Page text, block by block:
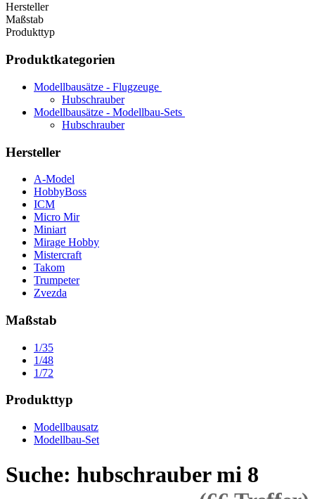
Hersteller
Maßstab
Produkttyp
Produktkategorien
Modellbausätze - Flugzeuge
Hubschrauber
Modellbausätze - Modellbau-Sets
Hubschrauber
Hersteller
A-Model
HobbyBoss
ICM
Micro Mir
Miniart
Mirage Hobby
Mistercraft
Takom
Trumpeter
Zvezda
Maßstab
1/35
1/48
1/72
Produkttyp
Modellbausatz
Modellbau-Set
Suche: hubschrauber mi 8